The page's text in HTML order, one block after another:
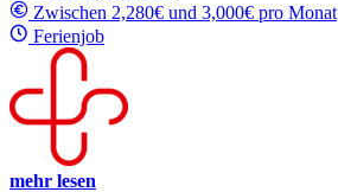
Zwischen 2,280€ und 3,000€ pro Monat
Ferienjob
mehr lesen